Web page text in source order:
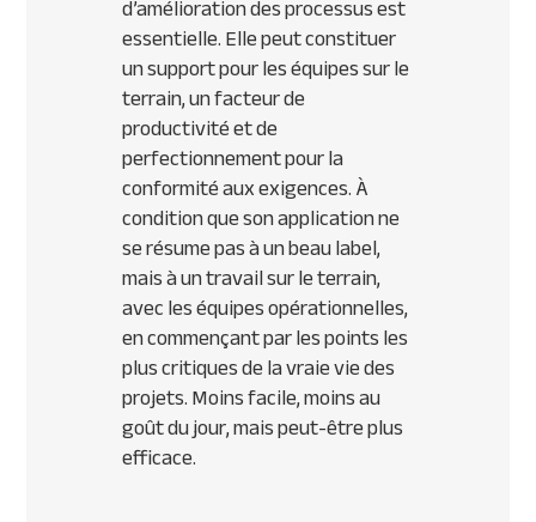
d’amélioration des processus est
essentielle. Elle peut constituer
un support pour les équipes sur le
terrain, un facteur de
productivité et de
perfectionnement pour la
conformité aux exigences. À
condition que son application ne
se résume pas à un beau label,
mais à un travail sur le terrain,
avec les équipes opérationnelles,
en commençant par les points les
plus critiques de la vraie vie des
projets. Moins facile, moins au
goût du jour, mais peut-être plus
efficace.